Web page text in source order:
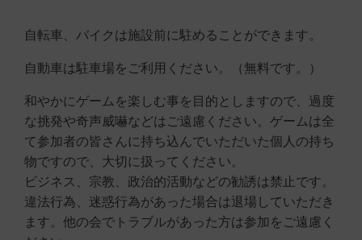
自転車、バイクは施設前に駐めることができます。
自動車は駐車場をご利用ください。（無料です。）
和やかにゲームを楽しむ事を目的としますので、過度
な挑発や奇声威嚇などはご遠慮ください。ゲームは全
て参加者の皆さんに持ち込んでいただいた個人の持ち
物ですので、大切に扱ってください。
ビジネス、宗教、政治的活動などの勧誘は禁止です。
違法行為、迷惑行為があった場合は退場していただき
ます。他の会でトラブルがあった方は参加をご遠慮く